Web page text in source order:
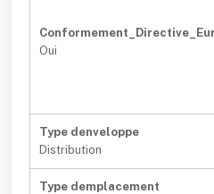
Oui
Type denveloppe
Distribution
Type demplacement